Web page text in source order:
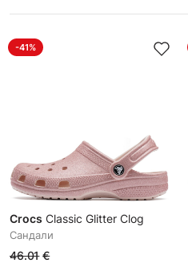
-41%
Crocs Classic Glitter Clog
Сандали
46.01 €